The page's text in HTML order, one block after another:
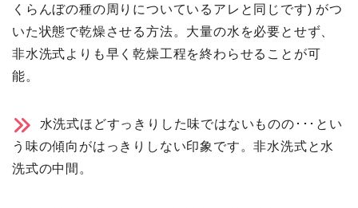
くらんぼの種の周りについているアレと同じです) がつ
いた状態で乾燥させる⽅法。⼤量の⽔を必要とせず、
⾮⽔洗式よりも早く乾燥工程を終わらせることが可
能。
⽔洗式ほどすっきりした味ではないものの･･･とい
う味の傾向がはっきりしない印象です。非水洗式と水
洗式の中間。